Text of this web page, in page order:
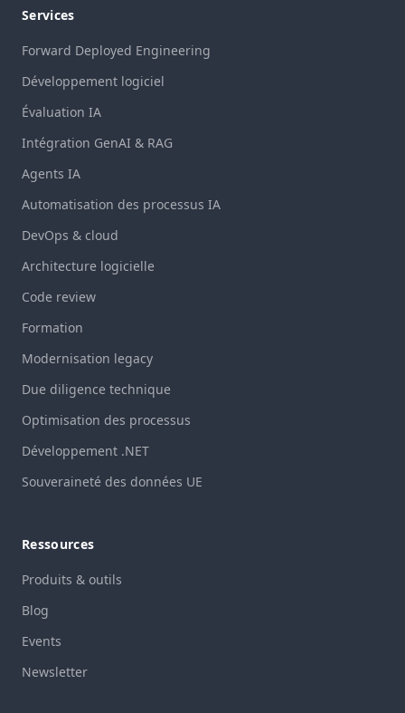
Services
Forward Deployed Engineering
Développement logiciel
Évaluation IA
Intégration GenAI & RAG
Agents IA
Automatisation des processus IA
DevOps & cloud
Architecture logicielle
Code review
Formation
Modernisation legacy
Due diligence technique
Optimisation des processus
Développement .NET
Souveraineté des données UE
Ressources
Produits & outils
Blog
Events
Newsletter